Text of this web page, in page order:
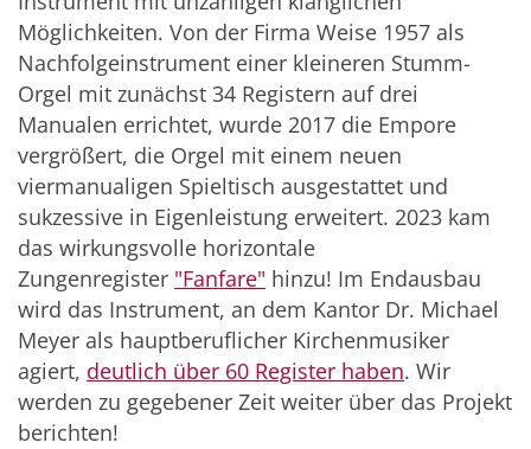
Möglichkeiten. Von der Firma Weise 1957 als
Nachfolgeinstrument einer kleineren Stumm-
Orgel mit zunächst 34 Registern auf drei
Manualen errichtet, wurde 2017 die Empore
vergrößert, die Orgel mit einem neuen
viermanualigen Spieltisch ausgestattet und
sukzessive in Eigenleistung erweitert. 2023 kam
das wirkungsvolle horizontale
Zungenregister "Fanfare" hinzu! Im Endausbau
wird das Instrument, an dem Kantor Dr. Michael
Meyer als hauptberuflicher Kirchenmusiker
agiert, deutlich über 60 Register haben. Wir
werden zu gegebener Zeit weiter über das Projekt
berichten!